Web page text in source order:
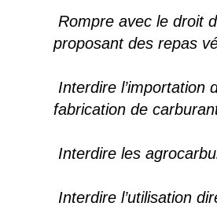
Rompre avec le droit
proposant des repas
Interdire l’importation
fabrication de
Interdire les
Interdire l’utilisation